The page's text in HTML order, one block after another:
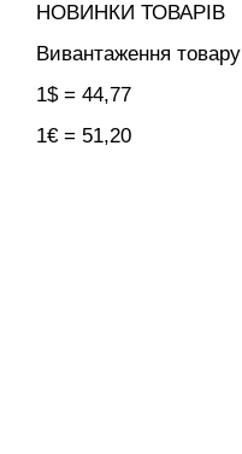
НОВИНКИ ТОВАРІВ
Вивантаження товару
1$ = 44,77
1€ = 51,20